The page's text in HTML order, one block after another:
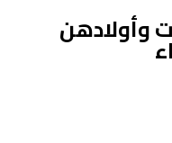
وأولادهن